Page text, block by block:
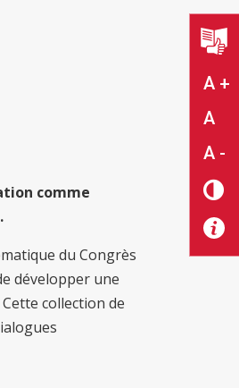
A +
A
A -
comme
.
du Congrès
développer une
collection de